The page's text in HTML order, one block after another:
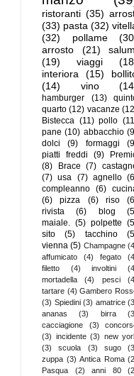
ristoranti (35)
(33) pasta (32)
(32)
pollame
arrosto
(21)
(19)
viaggi
interiora
(15)
(14)
vino
hamburger (13)
quarto (12) vacanze
Bistecca (11) pollo
pane (10) abbacchio
dolci
(9) formaggi
piatti freddi
(9)
(8)
Brace (7)
(7) usa (7) agnello
compleanno (6)
(6)
pizza (6) riso
rivista
(6) blog
maiale.
(5) polpette
sito
(5) tacchino
vienna (5) Champagne
affumicato
(4) fegato
filetto
(4) involtini
mortadella
(4) pesci
tartare (4) Gambero
(3) Spiedini (3) amatrice
ananas
(3) birra
cacciagione
(3)
(3) incidente (3) new
(3)
scuola (3) sugo
zuppa (3) Antica Roma
Pasqua
(2) anni 80